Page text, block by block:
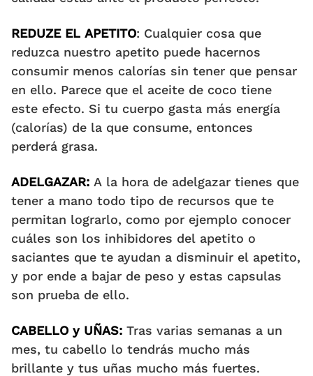
REDUZE EL APETITO: Cualquier cosa que
reduzca nuestro apetito puede hacernos
consumir menos calorías sin tener que pensar
en ello. Parece que el aceite de coco tiene
este efecto. Si tu cuerpo gasta más energía
(calorías) de la que consume, entonces
perderá grasa.
ADELGAZAR: A la hora de adelgazar tienes que
tener a mano todo tipo de recursos que te
permitan lograrlo, como por ejemplo conocer
cuáles son los inhibidores del apetito o
saciantes que te ayudan a disminuir el apetito,
y por ende a bajar de peso y estas capsulas
son prueba de ello.
CABELLO y UÑAS: Tras varias semanas a un
mes, tu cabello lo tendrás mucho más
brillante y tus uñas mucho más fuertes.